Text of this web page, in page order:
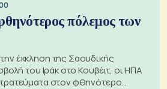
πόλεμος των
έκκληση της Σαουδικής
του Ιράκ στο Κουβέιτ, οι ΗΠΑ
στον φθηνότερο